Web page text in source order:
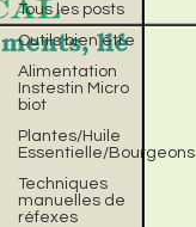
Tous les posts
Outils bien être
Alimentation
Instestin Micro
biot
Plantes/Huile
Essentielle/Bourgeons
Techniques
manuelles de
réfexes